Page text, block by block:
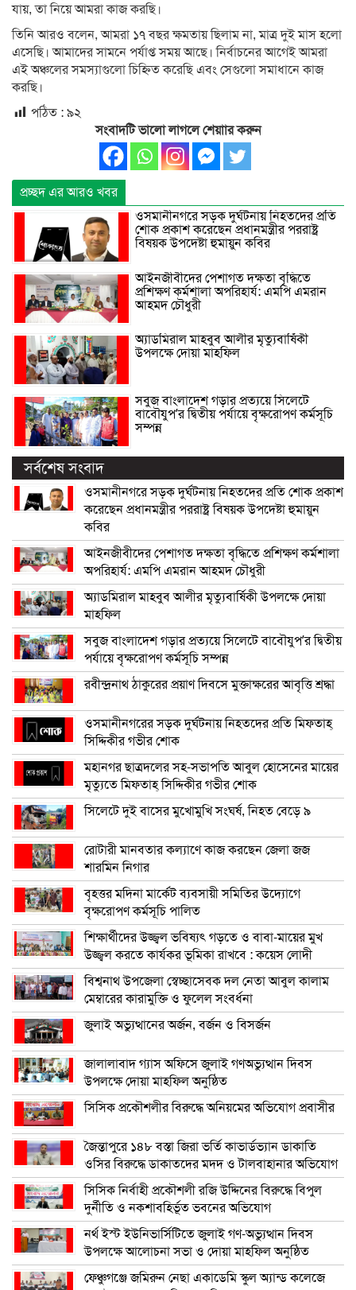
যায়, তা নিয়ে আমরা কাজ করছি।
তিনি আরও বলেন, আমরা ১৭ বছর ক্ষমতায় ছিলাম না, মাত্র দুই মাস হলো
এসেছি। আমাদের সামনে পর্যাপ্ত সময় আছে। নির্বাচনের আগেই আমরা
এই অঞ্চলের সমস্যাগুলো চিহ্নিত করেছি এবং সেগুলো সমাধানে কাজ
করছি।
পঠিত : ৯২
সংবাদটি ভালো লাগলে শেয়াার করুন
প্রচ্ছদ এর আরও খবর
ওসমানীনগরে সড়ক দুর্ঘটনায় নিহতদের প্রতি
শোক প্রকাশ করেছেন প্রধানমন্ত্রীর পররাষ্ট্র
বিষয়ক উপদেষ্টা হুমায়ুন কবির
আইনজীবীদের পেশাগত দক্ষতা বৃদ্ধিতে
প্রশিক্ষণ কর্মশালা অপরিহার্য: এমপি এমরান
আহমদ চৌধুরী
অ্যাডমিরাল মাহবুব আলীর মৃত্যুবার্ষিকী
উপলক্ষে দোয়া মাহফিল
সবুজ বাংলাদেশ গড়ার প্রত্যয়ে সিলেটে
বাবৌযুপ’র দ্বিতীয় পর্যায়ে বৃক্ষরোপণ কর্মসূচি
সম্পন্ন
সর্বশেষ সংবাদ
ওসমানীনগরে সড়ক দুর্ঘটনায় নিহতদের প্রতি শোক প্রকাশ
করেছেন প্রধানমন্ত্রীর পররাষ্ট্র বিষয়ক উপদেষ্টা হুমায়ুন
কবির
আইনজীবীদের পেশাগত দক্ষতা বৃদ্ধিতে প্রশিক্ষণ কর্মশালা
অপরিহার্য: এমপি এমরান আহমদ চৌধুরী
অ্যাডমিরাল মাহবুব আলীর মৃত্যুবার্ষিকী উপলক্ষে দোয়া
মাহফিল
সবুজ বাংলাদেশ গড়ার প্রত্যয়ে সিলেটে বাবৌযুপ’র দ্বিতীয়
পর্যায়ে বৃক্ষরোপণ কর্মসূচি সম্পন্ন
রবীন্দ্রনাথ ঠাকুরের প্রয়াণ দিবসে মুক্তাক্ষরের আবৃত্তি শ্রদ্ধা
ওসমানীনগরের সড়ক দুর্ঘটনায় নিহতদের প্রতি মিফতাহ্
সিদ্দিকীর গভীর শোক
মহানগর ছাত্রদলের সহ-সভাপতি আবুল হোসেনের মায়ের
মৃত্যুতে মিফতাহ্ সিদ্দিকীর গভীর শোক
সিলেটে দুই বাসের মুখোমুখি সংঘর্ষ, নিহত বেড়ে ৯
রোটারী মানবতার কল্যাণে কাজ করছেন জেলা জজ
শারমিন নিগার
বৃহত্তর মদিনা মার্কেট ব্যবসায়ী সমিতির উদ্যোগে
বৃক্ষরোপণ কর্মসূচি পালিত
শিক্ষার্থীদের উজ্জ্বল ভবিষ্যৎ গড়তে ও বাবা-মায়ের মুখ
উজ্জ্বল করতে কার্যকর ভূমিকা রাখবে : কয়েস লোদী
বিশ্বনাথ উপজেলা স্বেচ্ছাসেবক দল নেতা আবুল কালাম
মেম্বারের কারামুক্তি ও ফুলেল সংবর্ধনা
জুলাই অভ্যুত্থানের অর্জন, বর্জন ও বিসর্জন
জালালাবাদ গ্যাস অফিসে জুলাই গণঅভ্যুত্থান দিবস
উপলক্ষে দোয়া মাহফিল অনুষ্ঠিত
সিসিক প্রকৌশলীর বিরুদ্ধে অনিয়মের অভিযোগ প্রবাসীর
জৈন্তাপুরে ১৪৮ বস্তা জিরা ভর্তি কাভার্ডভ্যান ডাকাতি
ওসির বিরুদ্ধে ডাকাতদের মদদ ও টালবাহানার অভিযোগ
সিসিক নির্বাহী প্রকৌশলী রজি উদ্দিনের বিরুদ্ধে বিপুল
দুর্নীতি ও নকশাবহির্ভূত ভবনের অভিযোগ
নর্থ ইস্ট ইউনিভার্সিটিতে জুলাই গণ-অভ্যুত্থান দিবস
উপলক্ষে আলোচনা সভা ও দোয়া মাহফিল অনুষ্ঠিত
ফেঞ্চুগঞ্জে জমিরুন নেছা একাডেমি স্কুল অ্যান্ড কলেজে